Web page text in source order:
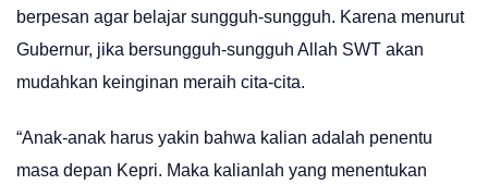
berpesan agar belajar sungguh-sungguh. Karena menurut
Gubernur, jika bersungguh-sungguh Allah SWT akan
mudahkan keinginan meraih cita-cita.
“Anak-anak harus yakin bahwa kalian adalah penentu
masa depan Kepri. Maka kalianlah yang menentukan